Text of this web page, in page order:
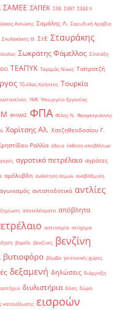
ΣΑΜΕΕ ΣΑΠΕΚ ΣΕΒ ΣΕΒΤ ΣΕΔΕ ΙΙ
Αντώνης Σαμόλης Λ. Σαουδική Αραβία
Σκυλακάκης Θ. ΣτΕ Σταυράκης
Σωκράτης Φάμελλος Σύνταξη
ΤΕΑΠΥΚ Ταγαράς Νίκος Ταπρατζή
Τζιόλας Χρήστος Τουρκία
ΥΜΕ Υπουργείο Εργασίας
ΦΗΜΑΣ ΦΠΑ Φίλης Ν. Φραγκογιάννης
Χαρίτσης Αλ. Χατζηθεοδοσίου Γ.
Ραλλία άδεια έκθεση αποβλήτων
αγροτικό πετρέλαιο αγρότες
αμόλυβδη ανάκτηση ατμών αναβάθμιση
ανταποδοτικά αντλίες
αποτελέσματα απόβλητα
αστυνομία ατύχημα
βαρέλι βενζίνες βενζίνη
βυτιοφόρο βόμβα γειτονικές χώρες
δεξαμενή δηλώσεις διάρρηξη
διυλιστήρια δόση δώρα
κατανάλωσης εισροών